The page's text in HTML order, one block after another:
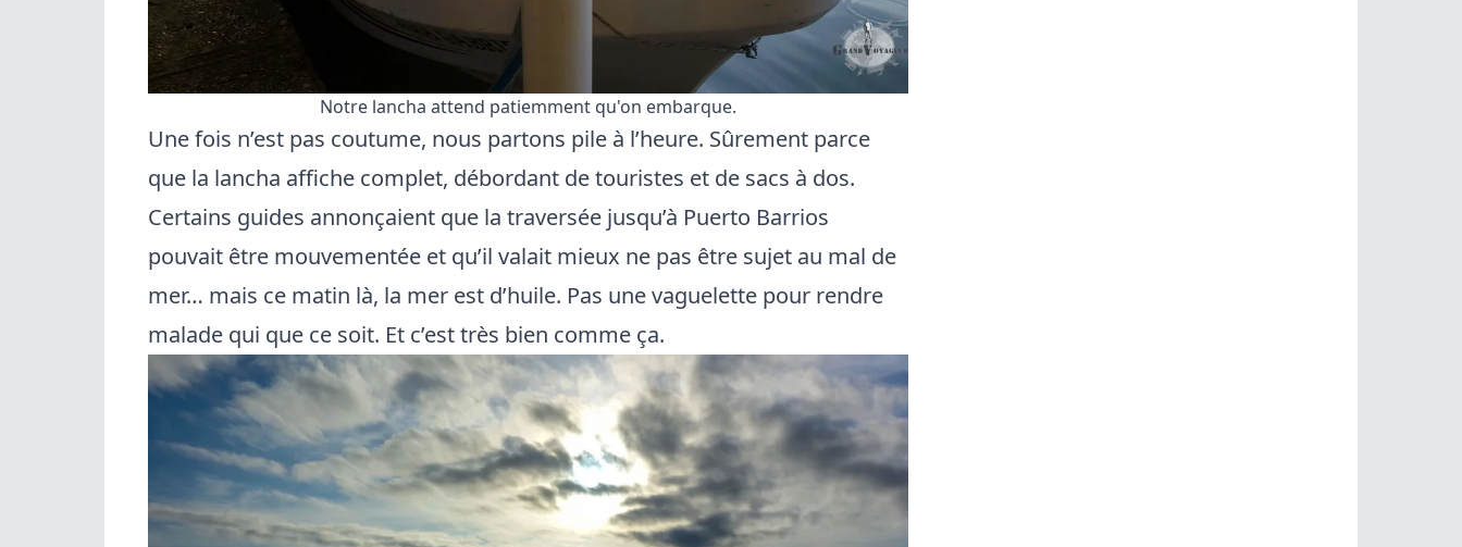
Notre lancha attend patiemment qu'on embarque.
Une fois n’est pas coutume, nous partons pile à l’heure. Sûrement parce
que la lancha affiche complet, débordant de touristes et de sacs à dos.
Certains guides annonçaient que la traversée jusqu’à Puerto Barrios
pouvait être mouvementée et qu’il valait mieux ne pas être sujet au mal de
mer… mais ce matin là, la mer est d’huile. Pas une vaguelette pour rendre
malade qui que ce soit. Et c’est très bien comme ça.